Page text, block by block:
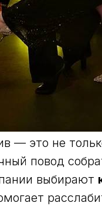
— это не
повод
выбирают